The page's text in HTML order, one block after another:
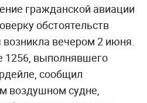
гражданской авиации
обстоятельств
вечером 2 июня.
1256, выполнявшего
сообщил
воздушном судне,